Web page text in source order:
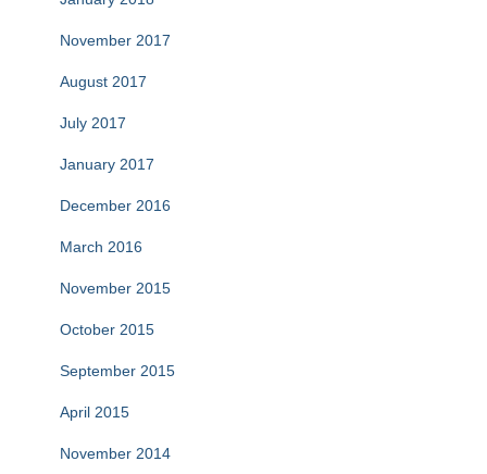
November 2017
August 2017
July 2017
January 2017
December 2016
March 2016
November 2015
October 2015
September 2015
April 2015
November 2014